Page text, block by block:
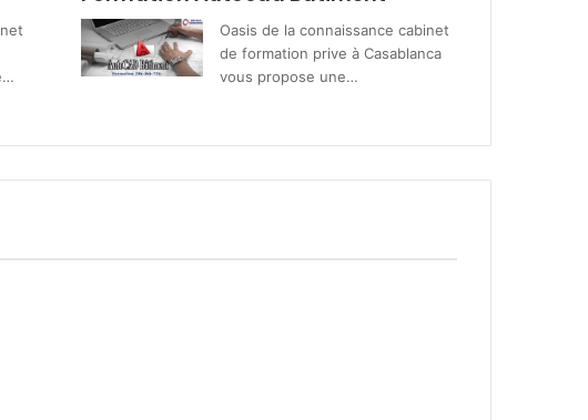
Oasis de la connaissance cabinet
de formation prive à Casablanca
vous propose une…